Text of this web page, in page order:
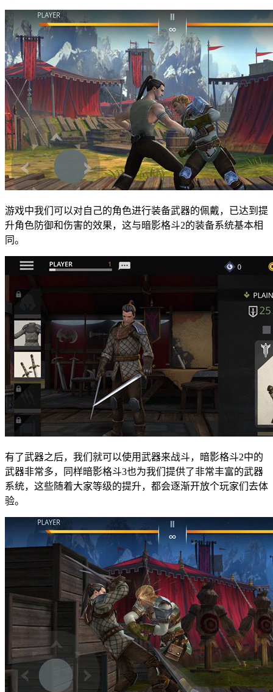
游戏中我们可以对自己的角色进行装备武器的佩戴，已达到提
升角色防御和伤害的效果，这与暗影格斗2的装备系统基本相
同。
有了武器之后，我们就可以使用武器来战斗，暗影格斗2中的
武器非常多，同样暗影格斗3也为我们提供了非常丰富的武器
系统，这些随着大家等级的提升，都会逐渐开放个玩家们去体
验。